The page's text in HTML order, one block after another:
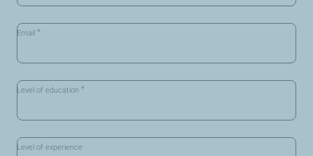
Email *
Level of education *
Level of experience